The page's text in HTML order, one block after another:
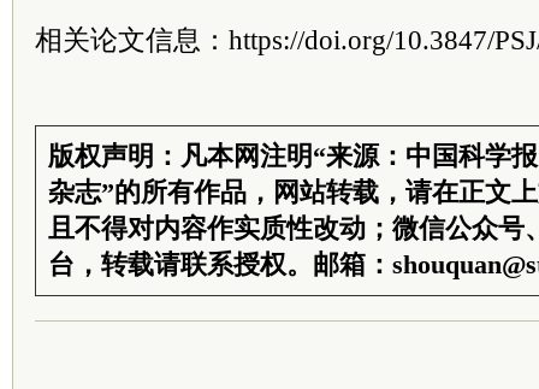
相关论文信息：https://doi.org/10.3847/
版权声明：凡本网注明“来源：中国科学
杂志”的所有作品，网站转载，请在正文
且不得对内容作实质性改动；微信公众号
台，转载请联系授权。邮箱：